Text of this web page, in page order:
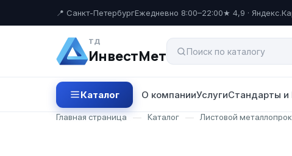
📍 Санкт-ПетербургЕжедневно 8:00–22:00★ 4,9 ·
ТД
ИнвестМет
Каталог О компанииУслугиСтандарты
Главная страница — Каталог — Листовой